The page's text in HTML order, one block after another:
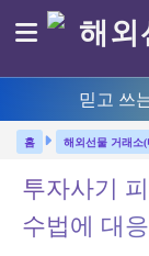
믿고 쓰
해외선물 거래소
투자사기
수법에 대응